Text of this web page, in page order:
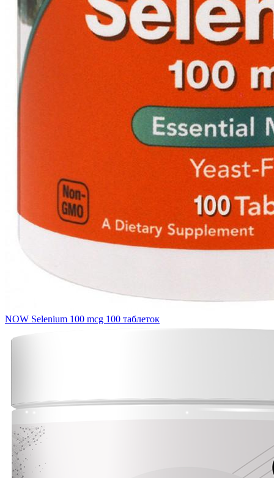
NOW Selenium 100 mcg 100 таблеток